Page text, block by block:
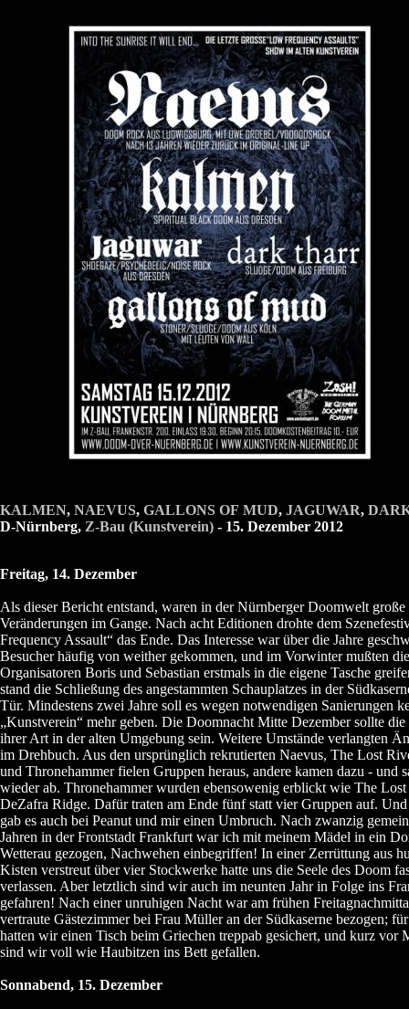
KALMEN, NAEVUS, GALLONS OF MUD, JAGUWAR,
D-Nürnberg, Z-Bau (Kunstverein) - 15. Dezember 2012
Freitag, 14. Dezember
Als dieser Bericht entstand, waren in der Nürnberger Doomwelt große
Veränderungen im Gange. Nach acht Editionen drohte dem
Frequency Assault“ das Ende. Das Interesse war über die Jahre
Besucher häufig von weither gekommen, und im Vorwinter mußten die
Organisatoren Boris und Sebastian erstmals in die eigene Tasche
stand die Schließung des angestammten Schauplatzes in der
Tür. Mindestens zwei Jahre soll es wegen notwendigen Sanierungen
„Kunstverein“ mehr geben. Die Doomnacht Mitte Dezember sollte die
ihrer Art in der alten Umgebung sein. Weitere Umstände verlangten
im Drehbuch. Aus den ursprünglich rekrutierten Naevus, The Lost
und Thronehammer fielen Gruppen heraus, andere kamen dazu - und
wieder ab. Thronehammer wurden ebensowenig erblickt wie The
DeZafra Ridge. Dafür traten am Ende fünf statt vier Gruppen auf.
gab es auch bei Peanut und mir einen Umbruch. Nach zwanzig
Jahren in der Frontstadt Frankfurt war ich mit meinem Mädel in ein
Wetterau gezogen, Nachwehen einbegriffen! In einer Zerrüttung aus
Kisten verstreut über vier Stockwerke hatte uns die Seele des Doom
verlassen. Aber letztlich sind wir auch im neunten Jahr in Folge ins
gefahren! Nach einer unruhigen Nacht war am frühen
vertraute Gästezimmer bei Frau Müller an der Südkaserne bezogen;
hatten wir einen Tisch beim Griechen treppab gesichert, und kurz vor
sind wir voll wie Haubitzen ins Bett gefallen.
Sonnabend, 15. Dezember